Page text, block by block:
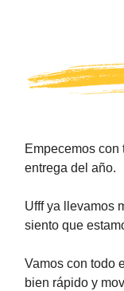
Empecemos con
entrega del año.
Ufff ya llevamos
siento que
Vamos con todo
bien rápido y